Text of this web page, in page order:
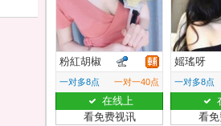
粉紅胡椒
一对多8点 一对一40点
在线上
看免费视讯
媱瑤呀
一对多8点
看